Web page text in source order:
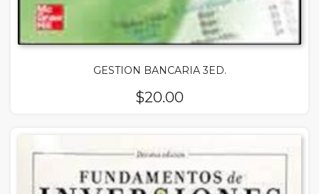
GESTION BANCARIA 3ED.
$20.00